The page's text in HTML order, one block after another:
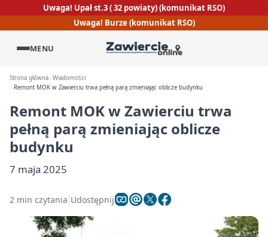
Uwaga! Upał st.3 ( 32 powiaty) (komunikat RSO)
Uwaga! Burze (komunikat RSO)
MENU
Strona główna Wiadomości
Remont MOK w Zawierciu trwa pełną parą zmieniając oblicze budynku
Remont MOK w Zawierciu trwa
pełną parą zmieniając oblicze
budynku
7 maja 2025
2 min czytania Udostępnij